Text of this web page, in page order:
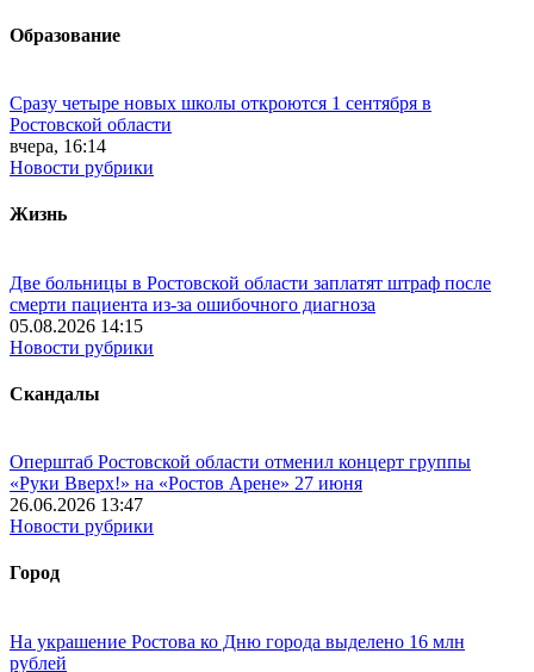
Образование
Сразу четыре новых школы откроются 1 сентября в
Ростовской области
вчера, 16:14
Новости рубрики
Жизнь
Две больницы в Ростовской области заплатят штраф после
смерти пациента из-за ошибочного диагноза
05.08.2026 14:15
Новости рубрики
Скандалы
Оперштаб Ростовской области отменил концерт группы
«Руки Вверх!» на «Ростов Арене» 27 июня
26.06.2026 13:47
Новости рубрики
Город
На украшение Ростова ко Дню города выделено 16 млн
рублей